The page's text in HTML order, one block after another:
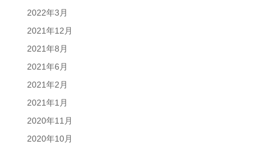
2022年3月
2021年12月
2021年8月
2021年6月
2021年2月
2021年1月
2020年11月
2020年10月